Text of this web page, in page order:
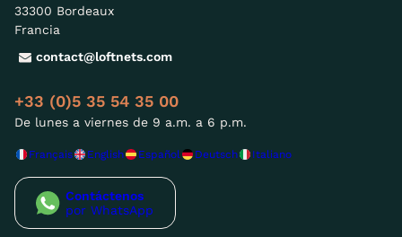
33300 Bordeaux
Francia
contact@loftnets.com
+33 (0)5 35 54 35 00
De lunes a viernes de 9 a.m. a 6 p.m.
Français English Español Deutsch Italiano
Contáctenos
por WhatsApp